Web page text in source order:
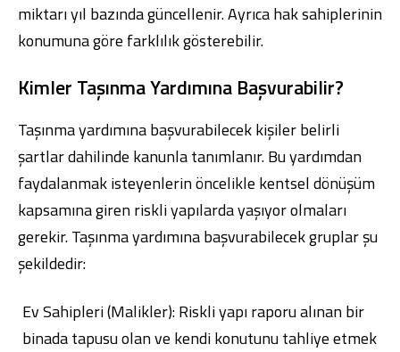
miktarı yıl bazında güncellenir. Ayrıca hak sahiplerinin
konumuna göre farklılık gösterebilir.
Kimler Taşınma Yardımına Başvurabilir?
Taşınma yardımına başvurabilecek kişiler belirli
şartlar dahilinde kanunla tanımlanır. Bu yardımdan
faydalanmak isteyenlerin öncelikle kentsel dönüşüm
kapsamına giren riskli yapılarda yaşıyor olmaları
gerekir. Taşınma yardımına başvurabilecek gruplar şu
şekildedir:
Ev Sahipleri (Malikler): Riskli yapı raporu alınan bir
binada tapusu olan ve kendi konutunu tahliye etmek